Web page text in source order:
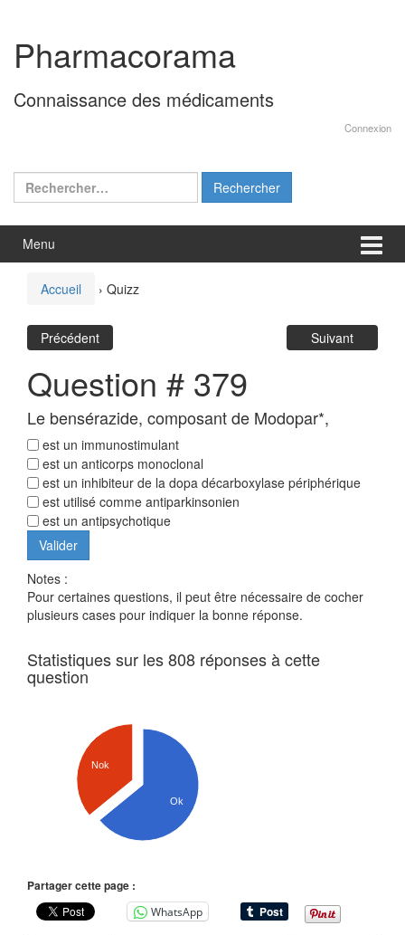
contenu
menu
principal
Pharmacorama
Connaissance des médicaments
Connexion
Rechercher :
Menu
Accueil › Quizz
Précédent Suivant
Question # 379
Le bensérazide, composant de Modopar*,
est un immunostimulant
est un anticorps monoclonal
est un inhibiteur de la dopa décarboxylase périphérique
est utilisé comme antiparkinsonien
est un antipsychotique
Notes :
Pour certaines questions, il peut être nécessaire de cocher
plusieurs cases pour indiquer la bonne réponse.
Statistiques sur les 808 réponses à cette
question
Nok
Ok
Partager cette page :
WhatsApp